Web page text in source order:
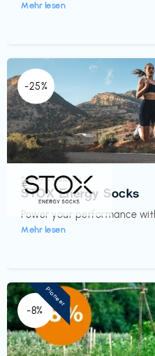
Mehr lesen
-25%
Sport- & Outdoor
STOX Energy Socks
Power your performance
Mehr lesen
€‎
-8%
Pioneer